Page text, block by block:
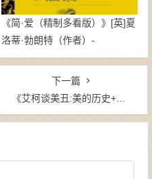
《简·爱（精制多看版）》[英]夏
洛蒂·勃朗特（作者）-
epub+mobi+azw3
下一篇
《艾柯谈美丑:美的历史+丑的历史(套装共2册)》翁贝托•埃科（作者）-epub+mobi